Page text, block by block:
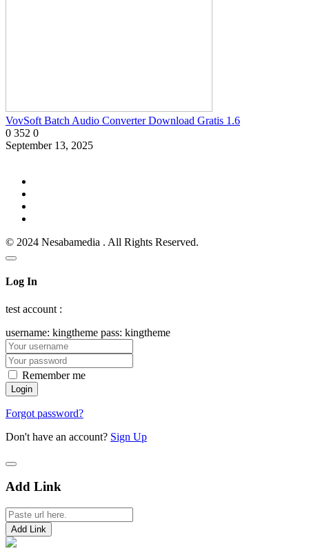
VovSoft Batch Audio Converter Download Gratis 1.6
0 352 0
September 13, 2025
© 2024 Nesabamedia . All Rights Reserved.
Log In
test account :
username: kingtheme pass: kingtheme
Remember me
Forgot password?
Don't have an account? Sign Up
Add Link
Add Link